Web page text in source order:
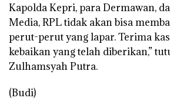
Kapolda Kepri, para Dermawan,
Media, RPL tidak akan bisa
perut-perut yang lapar. Terima
kebaikan yang telah diberikan,”
Zulhamsyah Putra.
(Budi)